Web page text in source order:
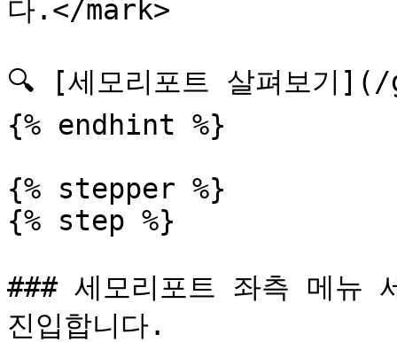
다.</mark>
🔍 [세모리포트 살펴보기
{% endhint %}
{% stepper %}
{% step %}
### 세모리포트 좌측 메뉴
진입합니다.